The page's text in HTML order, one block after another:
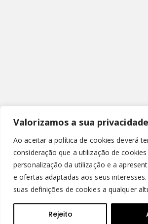
Valorizamos a sua
Ao aceitar a política de cookies deverá
consideração que a utilização de
personalização da utilização e a
e ofertas adaptadas aos seus
suas definições de cookies a qualquer
Rejeito
© Copyright 2022 - Leirispumas Lda.
reservados.